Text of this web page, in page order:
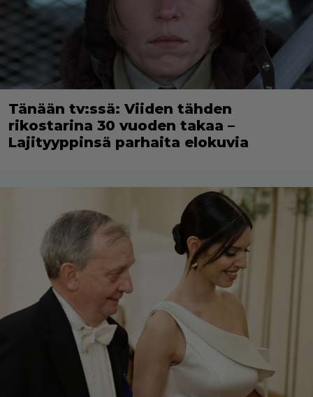
Tänään tv:ssä: Viiden tähden
rikostarina 30 vuoden takaa –
Lajityyppinsä parhaita elokuvia